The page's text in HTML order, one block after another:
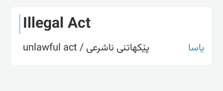
Illegal Act
یاسا پێکهاتنی ناشرعی / unlawful act